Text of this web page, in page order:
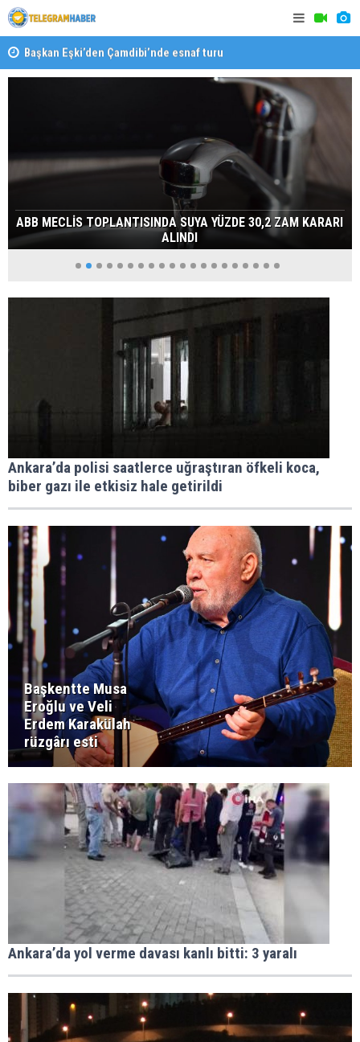
Başkan Eşki’den Çamdibi’nde esnaf turu
ABB MECLİS TOPLANTISINDA SUYA YÜZDE 30,2 ZAM KARARI
ALINDI
Ankara’da polisi saatlerce uğraştıran öfkeli koca,
biber gazı ile etkisiz hale getirildi
Başkentte Musa
Eroğlu ve Veli
Erdem Karakülah
rüzgârı esti
Ankara’da yol verme davası kanlı bitti: 3 yaralı